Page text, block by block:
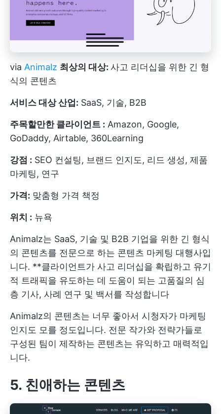
via Animalz 최상의 대상: 사고 리더십을 위한 긴 형
식의 콘텐츠
서비스 대상 산업: SaaS, 기술, B2B
주목할만한 클라이언트 : Amazon, Google,
GoDaddy, Airtable, 360Learning
강점 : SEO 컨설팅, 브랜드 인지도, 리드 생성, 제품
마케팅, 연구
가격: 맞춤형 가격 책정
위치 : 뉴욕
Animalz는 SaaS, 기술 및 B2B 기업을 위한 긴 형식
의 콘텐츠를 전문으로 하는 콘텐츠 마케팅 대행사입
니다. **클라이언트가 사고 리더십을 확립하고 유기
적 트래픽을 유도하는 데 도움이 되는 고품질의 심
층 기사, 사례 연구 및 백서를 작성합니다
Animalz의 콘텐츠는 너무 좋아서 시청자가 마케팅
인지도 모를 정도입니다. 전문 작가와 전략가들로
구성된 팀이 제작하는 콘텐츠는 유익하고 매력적입
니다.
5. 친애하는 콘텐츠